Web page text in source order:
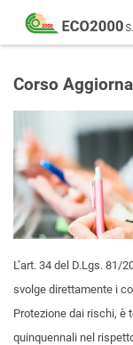
Eco
2000
Formazione
consulenza
la
sicurezza
sul
lavoro
–
81/08
Corso
L’art. 34 del D.Lgs. 81/
svolge direttamente i
Protezione dai rischi, è
quinquennali nel